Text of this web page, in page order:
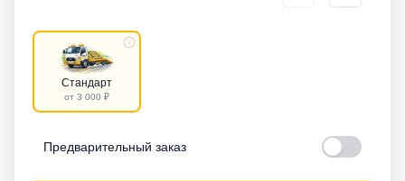
Стандарт
от 3 000 ₽
Предварительный заказ